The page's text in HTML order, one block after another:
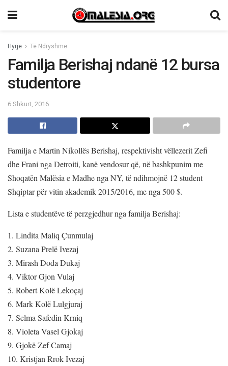
Hyrje Të Ndryshme
Familja Berishaj ndanë 12 bursa
studentore
6 Shkurt, 2016
Familja e Martin Nikollës Berishaj, respektivisht vëllezerit Zefi
dhe Frani nga Detroiti, kanë vendosur që, në bashkpunim me
Shoqatën Malësia e Madhe nga NY, të ndihmojnë 12 student
Shqiptar për vitin akademik 2015/2016, me nga 500 $.
Lista e studentëve të perzgjedhur nga familja Berishaj:
1. Lindita Maliq Çunmulaj
2. Suzana Prelë Ivezaj
3. Mirash Doda Dukaj
4. Viktor Gjon Vulaj
5. Robert Kolë Lekoçaj
6. Mark Kolë Lulgjuraj
7. Selma Safedin Krniq
8. Violeta Vasel Gjokaj
9. Gjokë Zef Camaj
10. Kristjan Rrok Ivezaj